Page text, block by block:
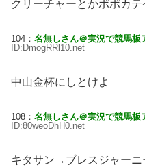
クリーチャーとかポポカ
104： 名無しさん＠実況で競馬板
ID:DmogRRl10.net
中山金杯にしとけよ
108： 名無しさん＠実況で競馬板
ID:80weoDhH0.net
キタサン→ブレスジャーニ